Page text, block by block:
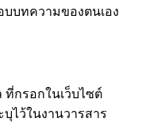
บบทความของตนเอง
กรอกในเว็บไซต์
ไว้ในงานวารสาร